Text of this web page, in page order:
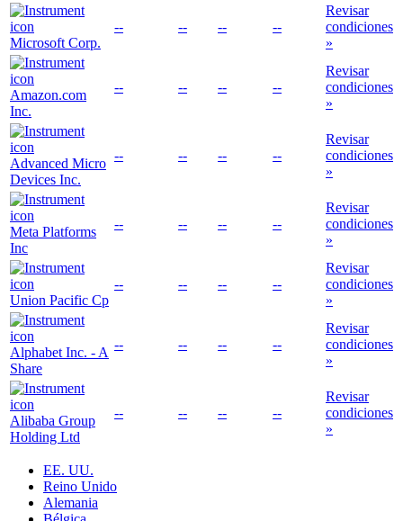
Microsoft Corp.
-- -- -- --
Revisar
condiciones
»
Amazon.com
Inc.
-- -- -- --
Revisar
condiciones
»
Advanced Micro
Devices Inc.
-- -- -- --
Revisar
condiciones
»
Meta Platforms
Inc
-- -- -- --
Revisar
condiciones
»
Union Pacific Cp
-- -- -- --
Revisar
condiciones
»
Alphabet Inc. - A
Share
-- -- -- --
Revisar
condiciones
»
Alibaba Group
Holding Ltd
-- -- -- --
Revisar
condiciones
»
EE. UU.
Reino Unido
Alemania